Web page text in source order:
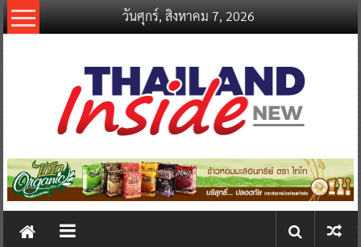
Skip
to
วันศุกร์, สิงหาคม 7, 2026
thailandinsidenew.com
Thailand
New